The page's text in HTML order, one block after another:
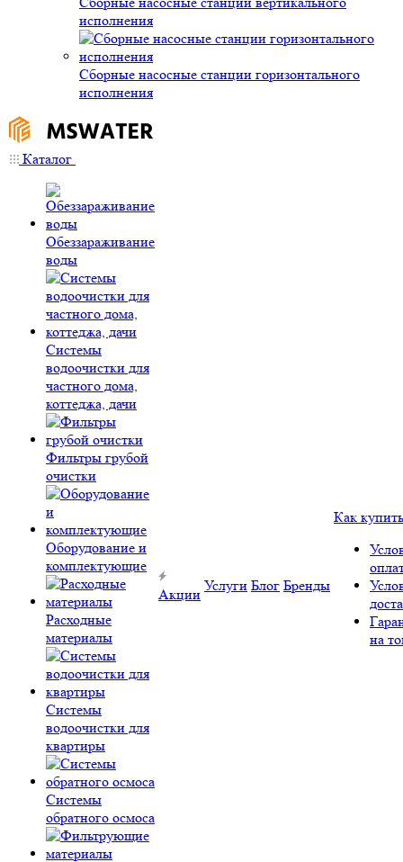
исполнения
Сборные насосные станции горизонтального
исполнения
Каталог
Обеззараживание
воды
Системы
водоочистки для
частного дома,
коттеджа, дачи
Фильтры грубой
очистки
Оборудование и
комплектующие
Расходные
материалы
Системы
водоочистки для
квартиры
Системы
обратного осмоса
Акции
Услуги Блог Бренды
Как купить
на